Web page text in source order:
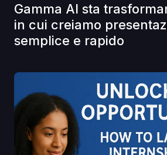
Gamma AI sta
in cui creiamo
semplice e rapido